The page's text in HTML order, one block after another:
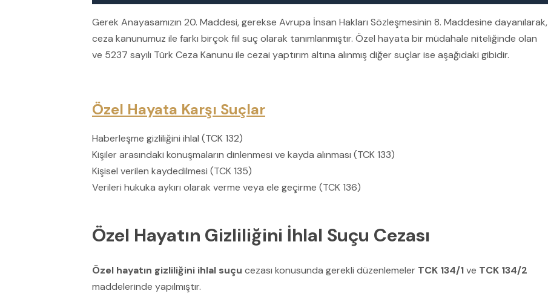
Gerek Anayasamızın 20. Maddesi, gerekse Avrupa İnsan Hakları Sözleşmesinin 8. Maddesine dayanılarak,
ceza kanunumuz ile farkı birçok fiil suç olarak tanımlanmıştır. Özel hayata bir müdahale niteliğinde olan
ve 5237 sayılı Türk Ceza Kanunu ile cezai yaptırım altına alınmış diğer suçlar ise aşağıdaki gibidir.
Özel Hayata Karşı Suçlar
Haberleşme gizliliğini ihlal (TCK 132)
Kişiler arasındaki konuşmaların dinlenmesi ve kayda alınması (TCK 133)
Kişisel verilen kaydedilmesi (TCK 135)
Verileri hukuka aykırı olarak verme veya ele geçirme (TCK 136)
Özel Hayatın Gizliliğini İhlal Suçu Cezası
Özel hayatın gizliliğini ihlal suçu cezası konusunda gerekli düzenlemeler TCK 134/1ve TCK 134/2
maddelerinde yapılmıştır.